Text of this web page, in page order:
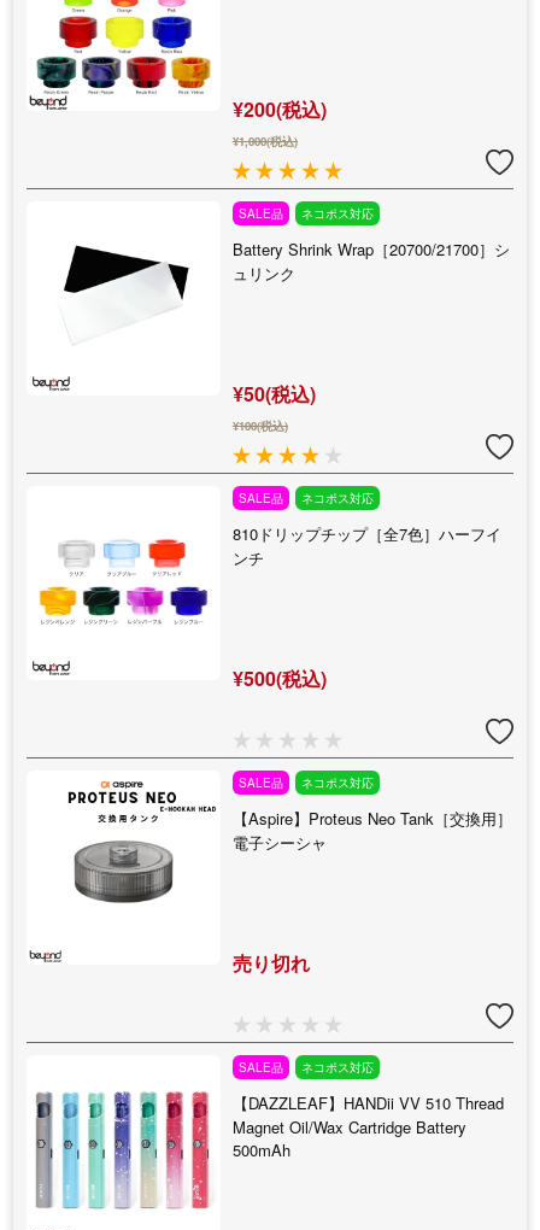
¥200(税込)
¥1,000(税込)
SALE品 ネコポス対応
Battery Shrink Wrap［20700/21700］シ
ュリンク
¥50(税込)
¥100(税込)
SALE品 ネコポス対応
810ドリップチップ［全7色］ハーフイ
ンチ
¥500(税込)
SALE品 ネコポス対応
【Aspire】Proteus Neo Tank［交換用］
電子シーシャ
売り切れ
SALE品 ネコポス対応
【DAZZLEAF】HANDii VV 510 Thread
Magnet Oil/Wax Cartridge Battery
500mAh